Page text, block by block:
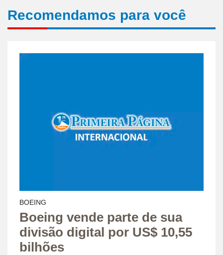
Recomendamos para você
BOEING
Boeing vende parte de sua
divisão digital por US$ 10,55
bilhões